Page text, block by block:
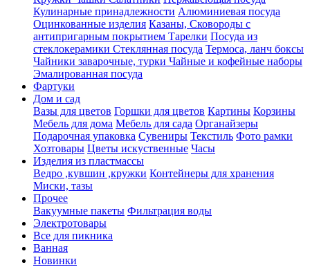
Кулинарные принадлежности Алюминиевая посуда
Оцинкованные изделия Казаны, Сковороды с
антипригарным покрытием Тарелки Посуда из
стеклокерамики Стеклянная посуда Термоса, ланч боксы
Чайники заварочные, турки Чайные и кофейные наборы
Эмалированная посуда
Фартуки
Дом и сад
Вазы для цветов Горшки для цветов Картины Корзины
Мебель для дома Мебель для сада Органайзеры
Подарочная упаковка Сувениры Текстиль Фото рамки
Хозтовары Цветы искуственные Часы
Изделия из пластмассы
Ведро ,кувшин ,кружки Контейнеры для хранения
Миски, тазы
Прочее
Вакуумные пакеты Фильтрация воды
Электротовары
Все для пикника
Ванная
Новинки